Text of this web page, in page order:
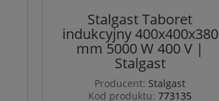
Stalgast Taboret
indukcyjny 400x400x380
mm 5000 W 400 V |
Stalgast
Producent: Stalgast
Kod produktu: 773135